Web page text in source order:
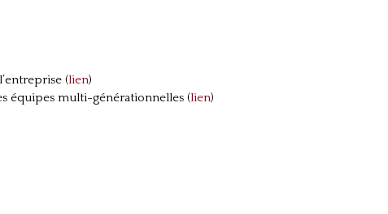
(lien)
équipes multi-générationnelles (lien)